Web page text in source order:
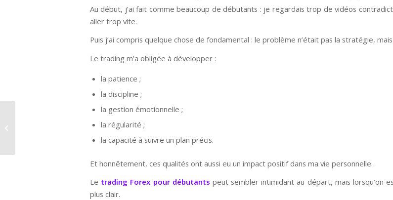
Au début, j’ai fait comme beaucoup de débutants : je regardais trop de vidéos
aller trop vite.
Puis j’ai compris quelque chose de fondamental : le problème n’était pas la stratégie,
Le trading m’a obligée à développer :
la patience ;
la discipline ;
la gestion émotionnelle ;
la régularité ;
la capacité à suivre un plan précis.
Et honnêtement, ces qualités ont aussi eu un impact positif dans ma vie personnelle.
Le trading Forex pour débutants peut sembler intimidant au départ, mais lorsqu’on
plus clair.